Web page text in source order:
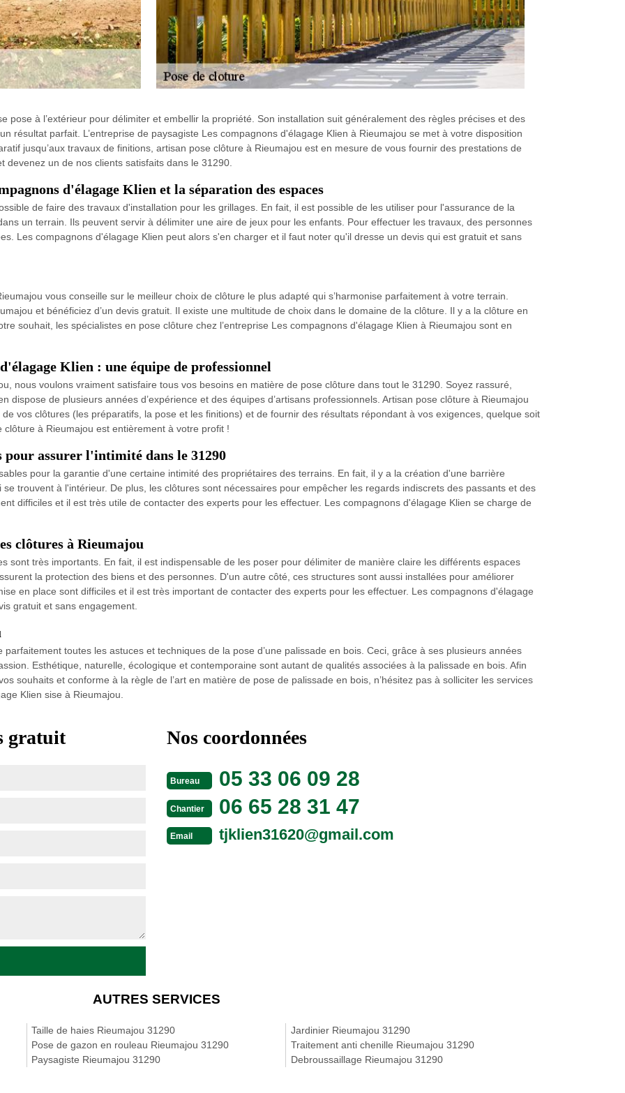
pose à l’extérieur pour délimiter et embellir la propriété. Son installation suit généralement des règles précises et des
résultat parfait. L’entreprise de paysagiste Les compagnons d'élagage Klien à Rieumajou se met à votre disposition
jusqu’aux travaux de finitions, artisan pose clôture à Rieumajou est en mesure de vous fournir des prestations de
devenez un de nos clients satisfaits dans le 31290.
d'élagage Klien et la séparation des espaces
de faire des travaux d'installation pour les grillages. En fait, il est possible de les utiliser pour l'assurance de la
un terrain. Ils peuvent servir à délimiter une aire de jeux pour les enfants. Pour effectuer les travaux, des personnes
Les compagnons d'élagage Klien peut alors s'en charger et il faut noter qu'il dresse un devis qui est gratuit et sans
vous conseille sur le meilleur choix de clôture le plus adapté qui s’harmonise parfaitement à votre terrain.
et bénéficiez d’un devis gratuit. Il existe une multitude de choix dans le domaine de la clôture. Il y a la clôture en
souhait, les spécialistes en pose clôture chez l’entreprise Les compagnons d'élagage Klien à Rieumajou sont en
Klien : une équipe de professionnel
nous voulons vraiment satisfaire tous vos besoins en matière de pose clôture dans tout le 31290. Soyez rassuré,
dispose de plusieurs années d’expérience et des équipes d’artisans professionnels. Artisan pose clôture à Rieumajou
vos clôtures (les préparatifs, la pose et les finitions) et de fournir des résultats répondant à vos exigences, quelque soit
à Rieumajou est entièrement à votre profit !
assurer l'intimité dans le 31290
pour la garantie d'une certaine intimité des propriétaires des terrains. En fait, il y a la création d'une barrière
trouvent à l'intérieur. De plus, les clôtures sont nécessaires pour empêcher les regards indiscrets des passants et des
difficiles et il est très utile de contacter des experts pour les effectuer. Les compagnons d'élagage Klien se charge de
clôtures à Rieumajou
sont très importants. En fait, il est indispensable de les poser pour délimiter de manière claire les différents espaces
la protection des biens et des personnes. D'un autre côté, ces structures sont aussi installées pour améliorer
en place sont difficiles et il est très important de contacter des experts pour les effectuer. Les compagnons d'élagage
gratuit et sans engagement.
toutes les astuces et techniques de la pose d’une palissade en bois. Ceci, grâce à ses plusieurs années
Esthétique, naturelle, écologique et contemporaine sont autant de qualités associées à la palissade en bois. Afin
souhaits et conforme à la règle de l’art en matière de pose de palissade en bois, n’hésitez pas à solliciter les services
Klien sise à Rieumajou.
gratuit Nos coordonnées
Bureau 05 33 06 09 28
Chantier 06 65 28 31 47
Email tjklien31620@gmail.com
AUTRES SERVICES
Taille de haies Rieumajou 31290
Pose de gazon en rouleau Rieumajou 31290
Paysagiste Rieumajou 31290
Jardinier Rieumajou 31290
Traitement anti chenille Rieumajou 31290
Debroussaillage Rieumajou 31290